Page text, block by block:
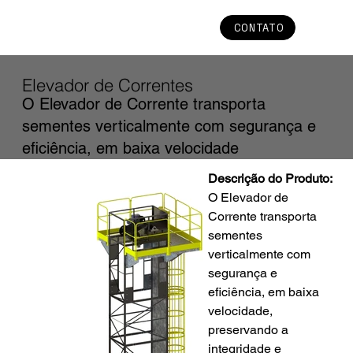
CONTATO
Elevador de Correntes
O Elevador de Corrente transporta
sementes verticalmente com segurança e
eficiência, em baixa velocidade
Descrição do Produto:
O Elevador de
Corrente transporta
sementes
verticalmente com
segurança e
eficiência, em baixa
velocidade,
preservando a
integridade e